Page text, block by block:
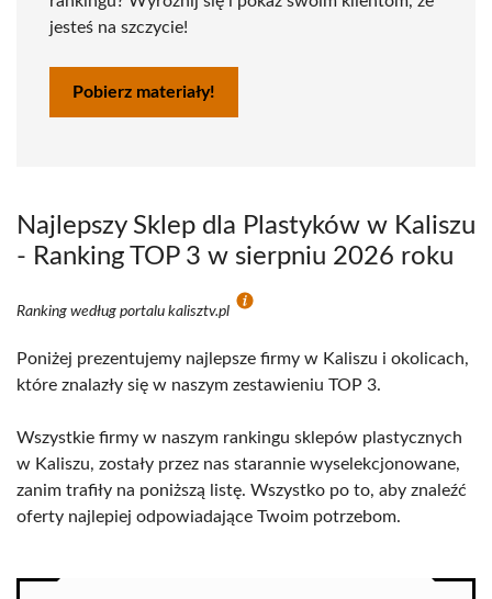
jesteś na szczycie!
Pobierz materiały!
Najlepszy Sklep dla Plastyków w Kaliszu
- Ranking TOP 3 w sierpniu 2026 roku
Ranking według portalu kalisztv.pl
Poniżej prezentujemy najlepsze firmy w Kaliszu i okolicach,
które znalazły się w naszym zestawieniu TOP 3.
Wszystkie firmy w naszym rankingu sklepów plastycznych
w Kaliszu, zostały przez nas starannie wyselekcjonowane,
zanim trafiły na poniższą listę. Wszystko po to, aby znaleźć
oferty najlepiej odpowiadające Twoim potrzebom.